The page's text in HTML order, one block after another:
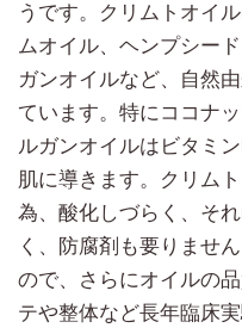
うです。クリムトオイ
ムオイル、ヘンプシー
ガンオイルなど、自然
ています。特にココナ
ルガンオイルはビタミ
肌に導きます。クリム
為、酸化しづらく、そ
く、防腐剤も要りませ
ので、さらにオイルの
テや整体など長年臨床